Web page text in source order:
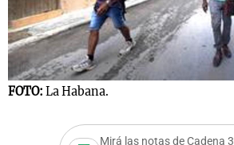
FOTO: La Habana.
Mirá las notas de Cadena